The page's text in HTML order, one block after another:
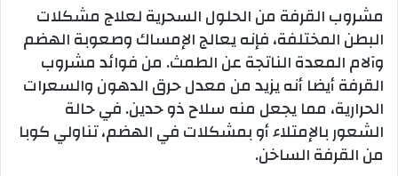
مشروب القرفة من الحلول السحرية لعلاج مشكلات
البطن المختلفة، فإنه يعالج الإمساك وصعوبة الهضم
وآلام المعدة الناتجة عن الطمث. من فوائد مشروب
القرفة أيضا أنه يزيد من معدل حرق الدهون والسعرات
الحرارية، مما يجعل منه سلاح ذو حدين. في حالة
الشعور بالإمتلاء أو بمشكلات في الهضم، تناولي كوبا
من القرفة الساخن.